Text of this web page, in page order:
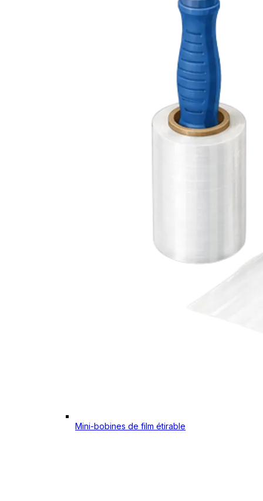
Mini-bobines de film étirable